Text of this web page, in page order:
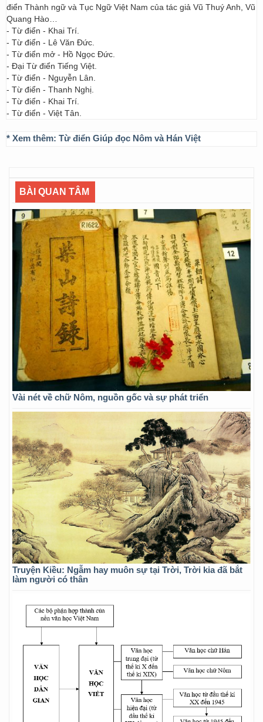
điển Thành ngữ và Tục Ngữ Việt Nam của tác giả Vũ Thuý Anh, Vũ
Quang Hào…
- Từ điển - Khai Trí.
- Từ điển - Lê Văn Đức.
- Từ điển mở - Hồ Ngọc Đức.
- Đại Từ điển Tiếng Việt.
- Từ điển - Nguyễn Lân.
- Từ điển - Thanh Nghị.
- Từ điển - Khai Trí.
- Từ điển - Việt Tân.
* Xem thêm: Từ điển Giúp đọc Nôm và Hán Việt
BÀI QUAN TÂM
Vài nét về chữ Nôm, nguồn gốc và sự phát triển
Truyện Kiều: Ngẫm hay muôn sự tại Trời, Trời kia đã bắt
làm người có thân